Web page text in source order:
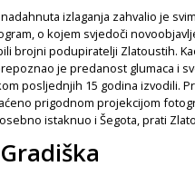
izlaganja zahvalio je
o kojem svjedoči
brojni podupiratelji Zlatoustih.
je predanost glumaca i
posljednjih 15 godina izvodili.
prigodnom projekcijom
istaknuo i Šegota, prati